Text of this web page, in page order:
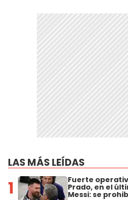
LAS MÁS LEÍDAS
1 Fuerte
Prado, en el
Messi: se